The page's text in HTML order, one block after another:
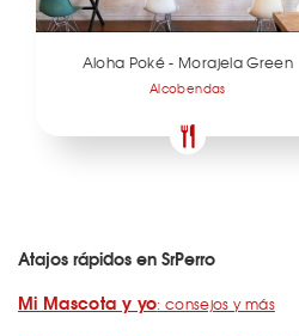
Aloha Poké - Morajela Green
Alcobendas
Atajos rápidos en SrPerro
Mi Mascota y yo: consejos y más